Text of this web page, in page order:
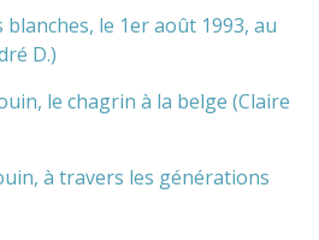
le 1er août 1993, au
D.)
le chagrin à la belge (Claire
à travers les générations